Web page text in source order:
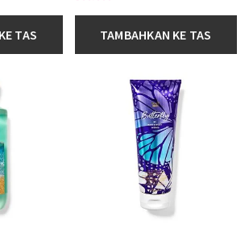
TAS TAMBAHKAN KE TAS